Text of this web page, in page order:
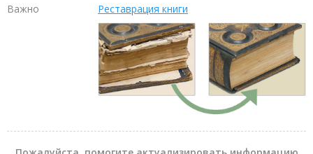
Важно Реставрация книги